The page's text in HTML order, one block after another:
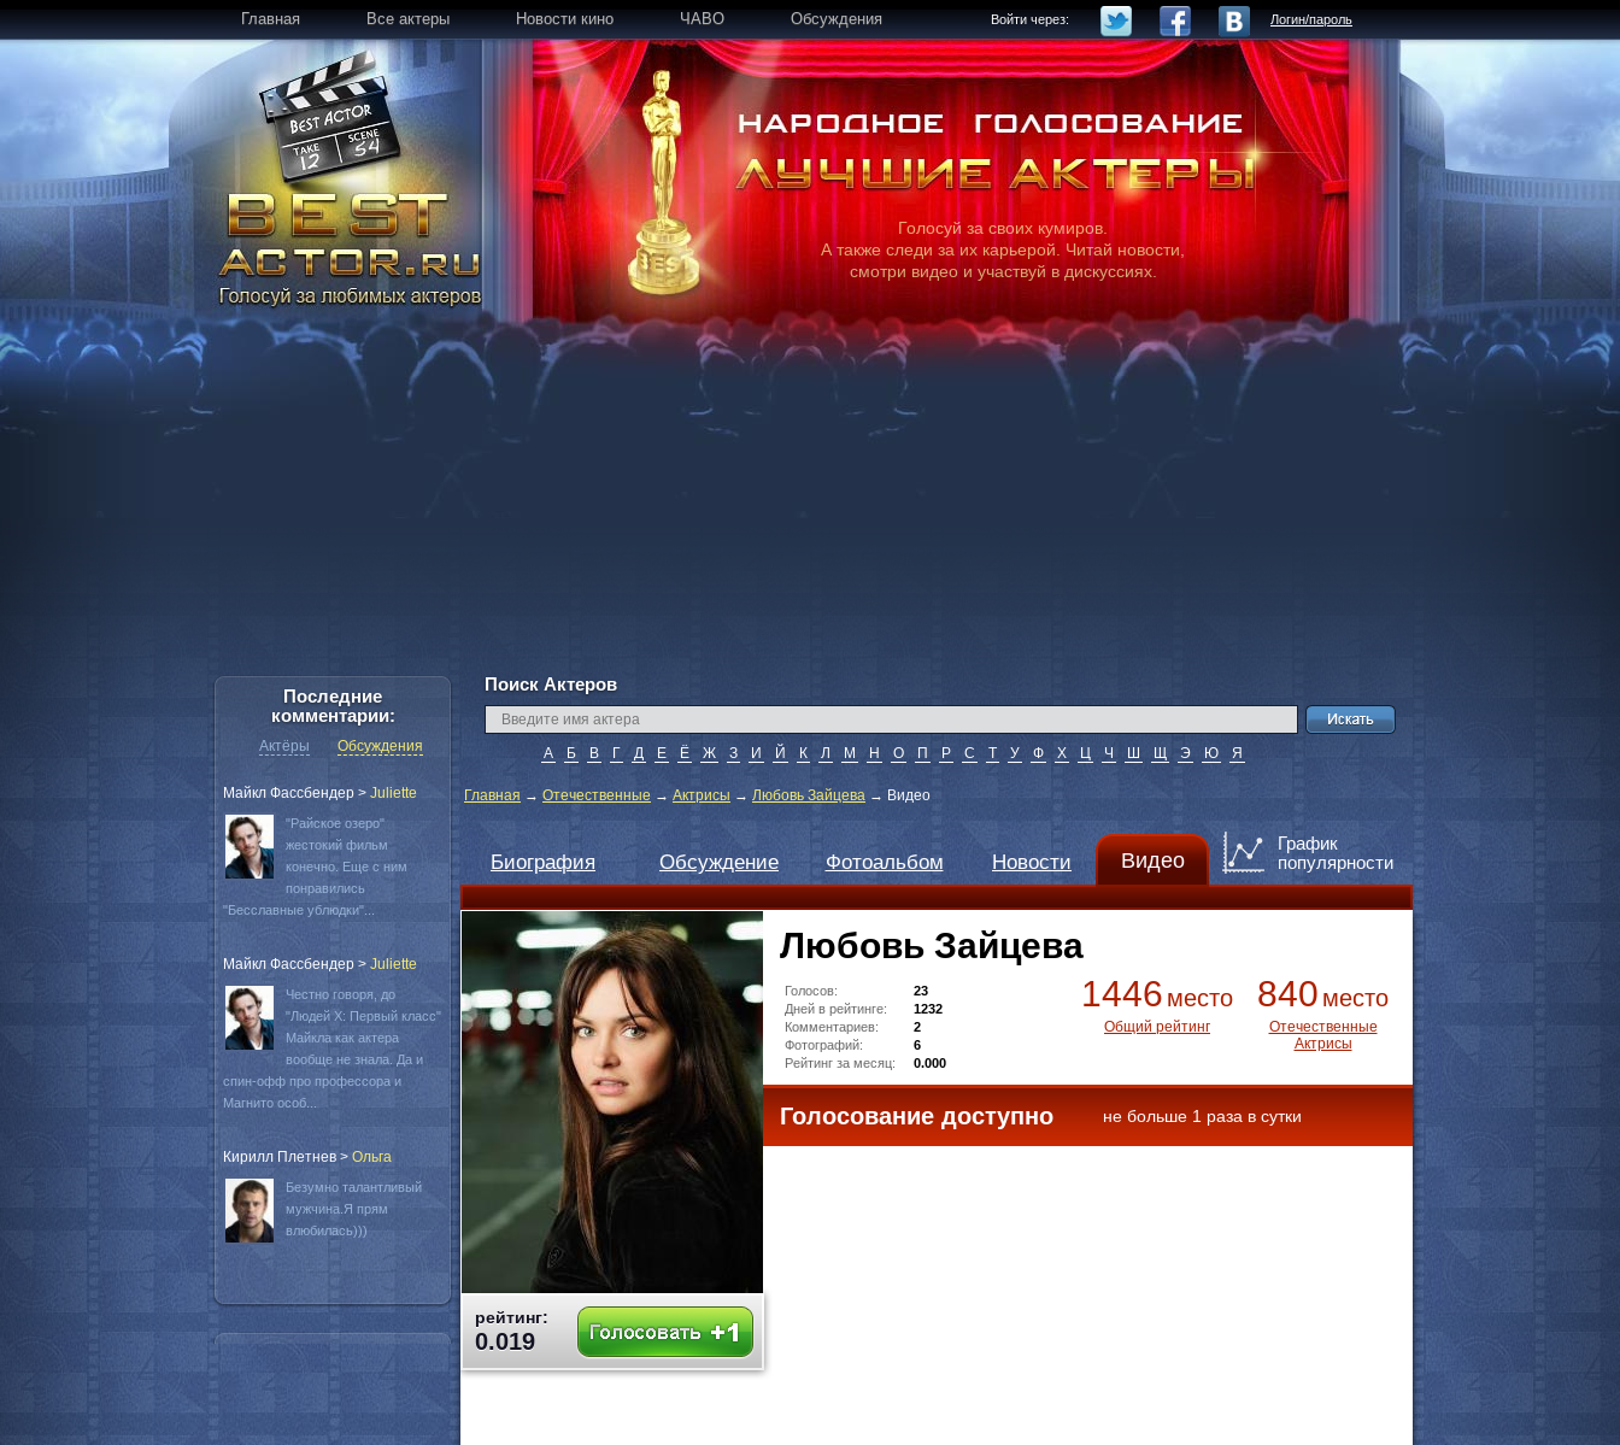
Главная Все актеры Новости кино ЧАВО Обсуждения Войти через: Логин/пароль
Голосуй за своих кумиров.
А также следи за их карьерой. Читай новости,
смотри видео и участвуй в дискуссиях.
Поиск Актеров
А Б В Г Д Е Ё Ж З И Й К Л М Н О П Р С Т У Ф Х Ц Ч Ш Щ Э Ю Я
Главная → Отечественные → Актрисы → Любовь Зайцева → Видео
Биография Обсуждение Фотоальбом Новости Видео
График
популярности
рейтинг:
0.019
Любовь Зайцева
1446 место
Общий рейтинг
840 место
Отечественные
Актрисы
Голосов:
23
Дней в рейтинге:
1232
Комментариев:
2
Фотографий:
6
Рейтинг за месяц:
0.000
Голосование доступно не больше 1 раза в сутки
Последние
комментарии:
Актёры Обсуждения
Майкл Фассбендер > Juliette
"Райское озеро"
жестокий фильм
конечно. Еще с ним
понравились
"Бесславные ублюдки"...
Майкл Фассбендер > Juliette
Честно говоря, до
"Людей Х: Первый класс"
Майкла как актера
вообще не знала. Да и
спин-офф про профессора и
Магнито особ...
Кирилл Плетнев > Oльга
Безумно талантливый
мужчина.Я прям
влюбилась)))